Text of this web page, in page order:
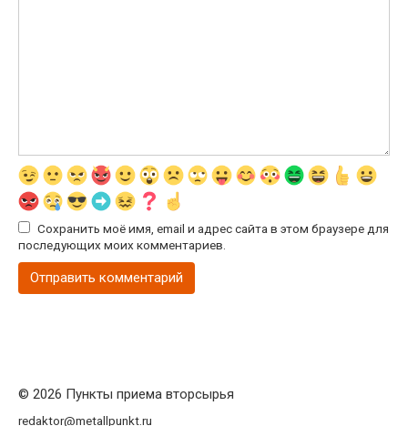
Сохранить моё имя, email и адрес сайта в этом браузере для
последующих моих комментариев.
© 2026 Пункты приема вторсырья
redaktor@metallpunkt.ru